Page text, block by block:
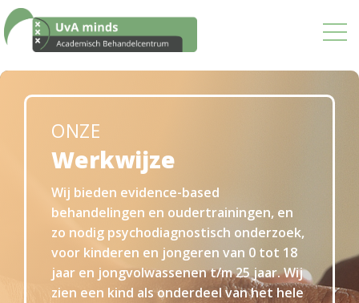
Ons aanbod
ONZE
Werkwijze
Wij bieden evidence-based
behandelingen en oudertrainingen, en
zo nodig psychodiagnostisch onderzoek,
voor kinderen en jongeren van 0 tot 18
jaar en jongvolwassenen t/m 25 jaar. Wij
zien een kind als onderdeel van het hele